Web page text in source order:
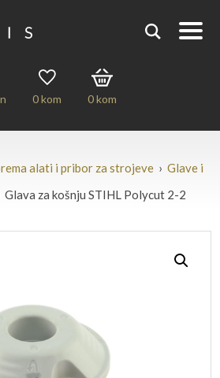
0kom 0kom
alati i pribor za strojeve › Glave i
za košnju STIHL Polycut 2-2